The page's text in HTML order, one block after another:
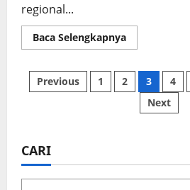
regional...
Baca SelengkapnyaRead
more
Pelajar
Ikuti
Final
Regional
Asia
Paginasi
Previous 1 2 3 4
Next
CARI